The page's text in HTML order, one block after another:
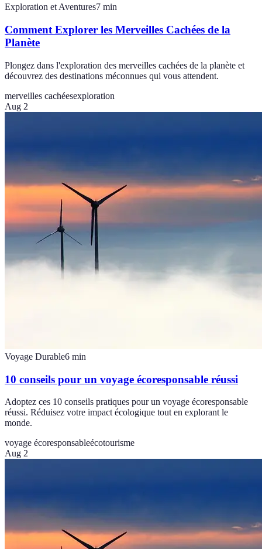
Exploration et Aventures7 min
Comment Explorer les Merveilles Cachées de la
Planète
Plongez dans l'exploration des merveilles cachées de la planète et
découvrez des destinations méconnues qui vous attendent.
merveilles cachéesexploration
Aug 2
Voyage Durable6 min
10 conseils pour un voyage écoresponsable réussi
Adoptez ces 10 conseils pratiques pour un voyage écoresponsable
réussi. Réduisez votre impact écologique tout en explorant le
monde.
voyage écoresponsableécotourisme
Aug 2